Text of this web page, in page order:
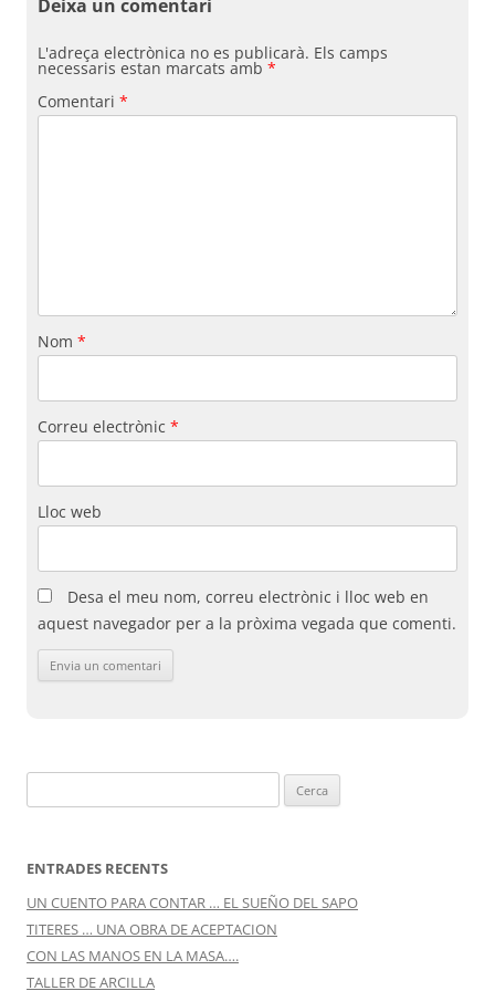
Deixa un comentari
L'adreça electrònica no es publicarà. Els camps
necessaris estan marcats amb *
Comentari *
Nom *
Correu electrònic *
Lloc web
Desa el meu nom, correu electrònic i lloc web en
aquest navegador per a la pròxima vegada que comenti.
ENTRADES RECENTS
UN CUENTO PARA CONTAR … EL SUEÑO DEL SAPO
TITERES … UNA OBRA DE ACEPTACION
CON LAS MANOS EN LA MASA….
TALLER DE ARCILLA
Fundesplai als mitjans
Xarxes socials
COL·LABORA